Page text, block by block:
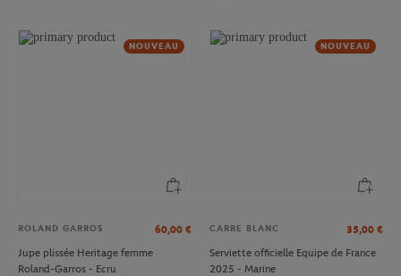
NOUVEAU
ROLAND GARROS 60,00 €
Jupe plissée Heritage femme
Roland-Garros - Ecru
NOUVEAU
CARRE BLANC 35,00 €
Serviette officielle Equipe de France
2025 - Marine